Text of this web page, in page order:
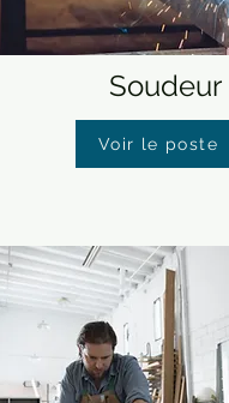
Soudeur
Voir le poste